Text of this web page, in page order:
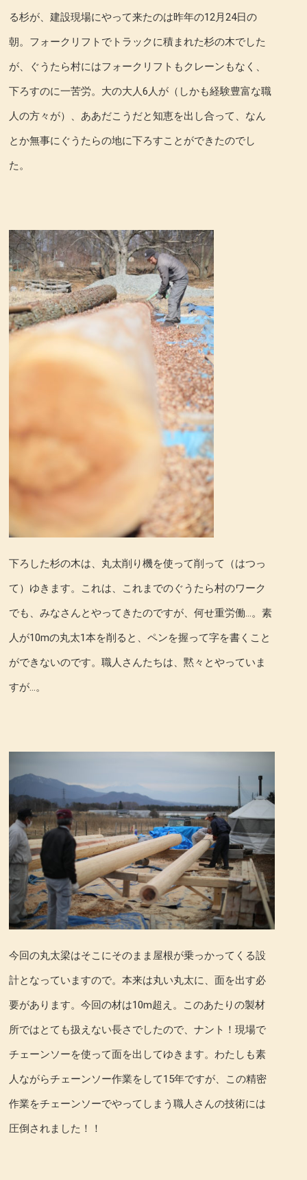
る杉が、建設現場にやって来たのは昨年の12月24日の
朝。フォークリフトでトラックに積まれた杉の木でした
が、ぐうたら村にはフォークリフトもクレーンもなく、
下ろすのに一苦労。大の大人6人が（しかも経験豊富な職
人の方々が）、ああだこうだと知恵を出し合って、なん
とか無事にぐうたらの地に下ろすことができたのでし
た。
下ろした杉の木は、丸太削り機を使って削って（はつっ
て）ゆきます。これは、これまでのぐうたら村のワーク
でも、みなさんとやってきたのですが、何せ重労働…。素
人が10mの丸太1本を削ると、ペンを握って字を書くこと
ができないのです。職人さんたちは、黙々とやっていま
すが…。
今回の丸太梁はそこにそのまま屋根が乗っかってくる設
計となっていますので。本来は丸い丸太に、面を出す必
要があります。今回の材は10m超え。このあたりの製材
所ではとても扱えない長さでしたので、ナント！現場で
チェーンソーを使って面を出してゆきます。わたしも素
人ながらチェーンソー作業をして15年ですが、この精密
作業をチェーンソーでやってしまう職人さんの技術には
圧倒されました！！